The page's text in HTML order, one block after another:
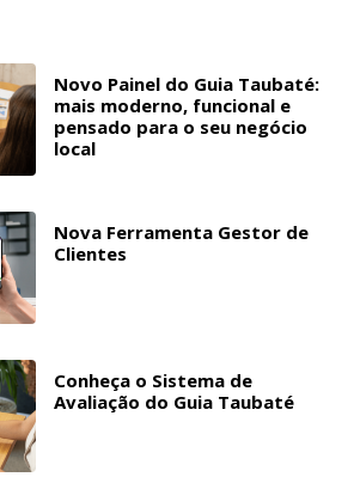
Novo Painel do Guia Taubaté:
mais moderno, funcional e
pensado para o seu negócio
local
Nova Ferramenta Gestor de
Clientes
Conheça o Sistema de
Avaliação do Guia Taubaté